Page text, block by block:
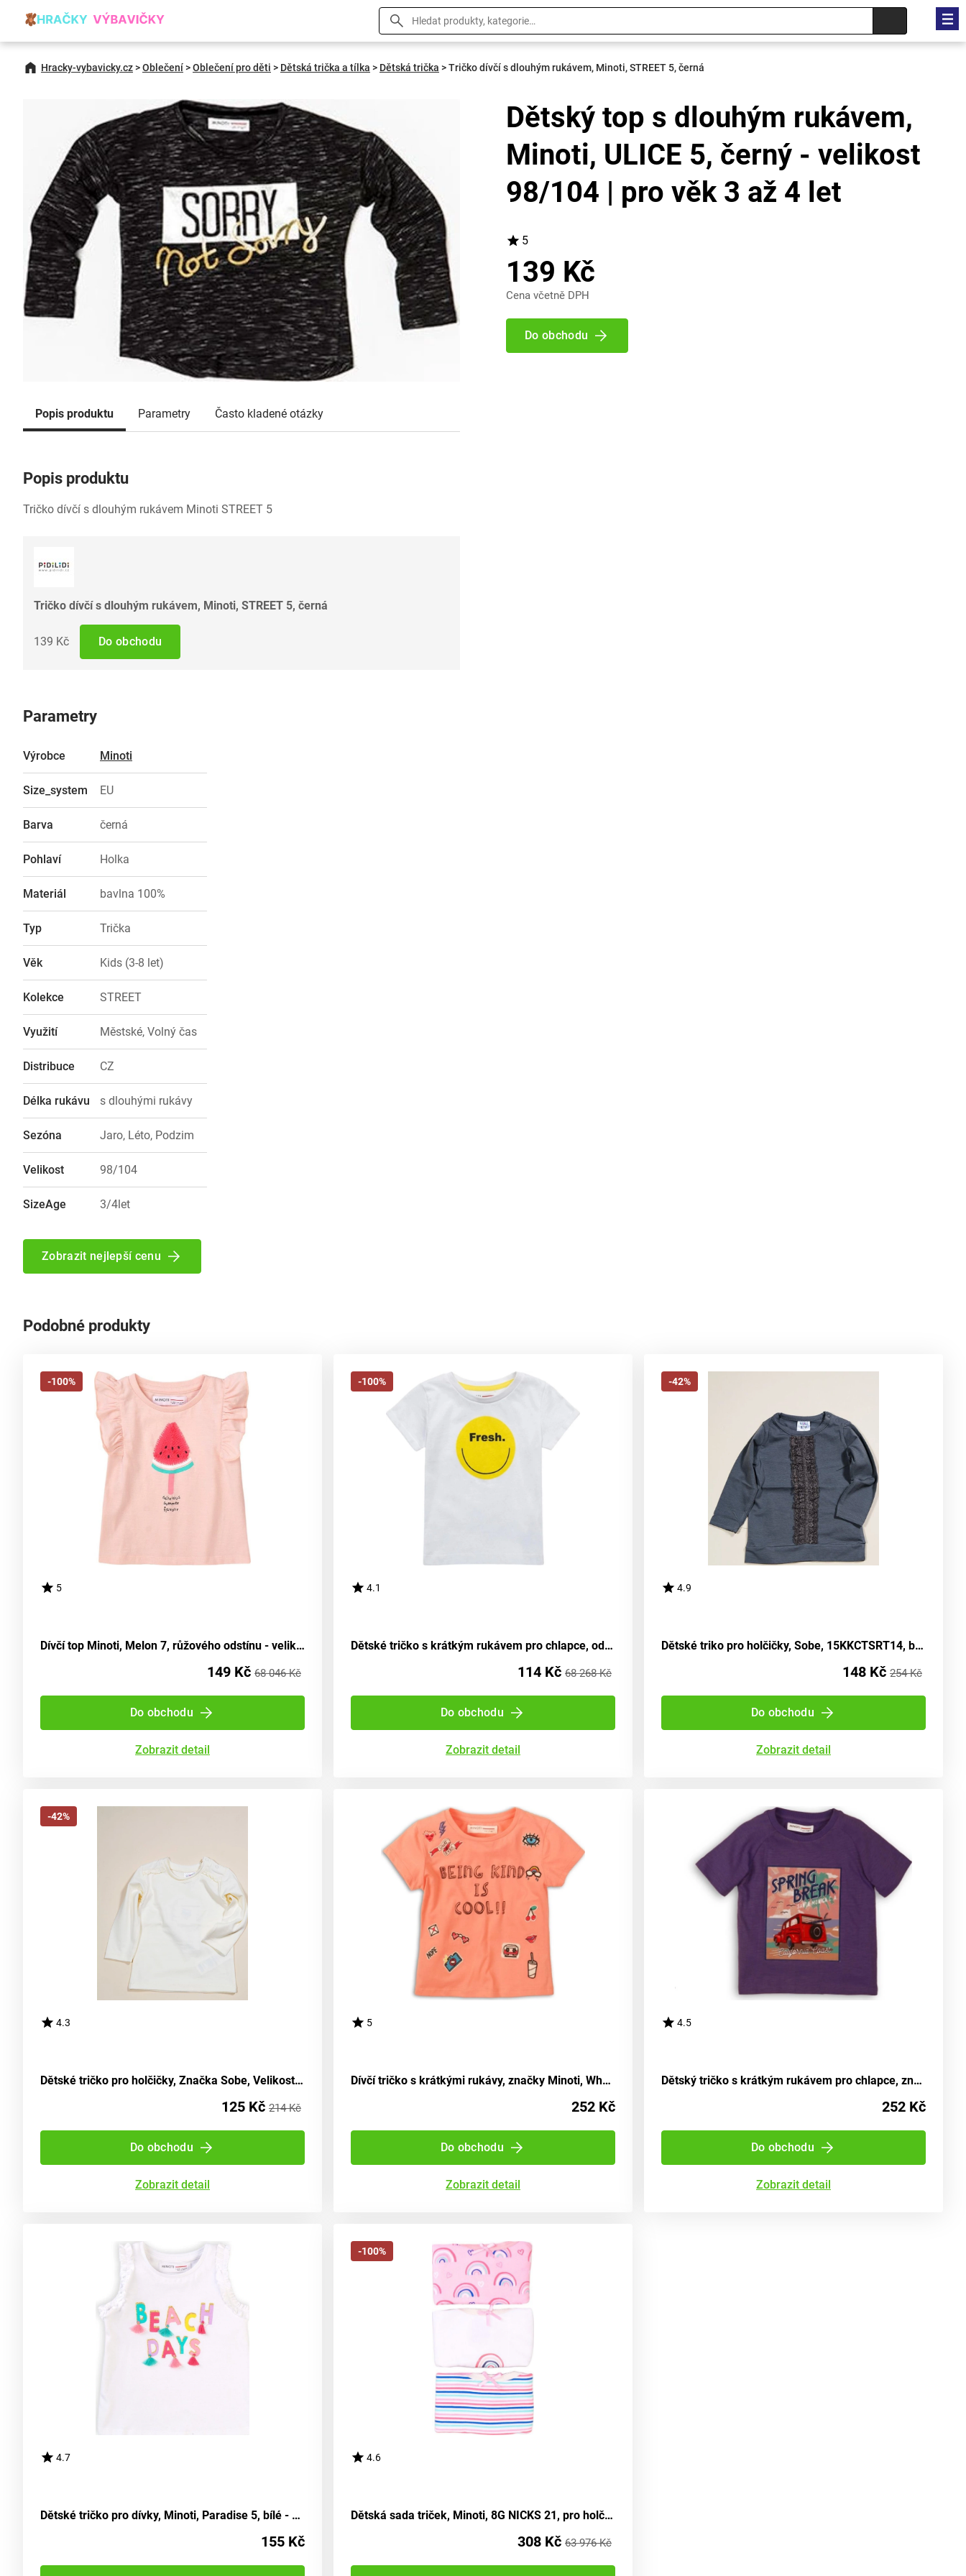
Hracky-vybavicky.cz>Oblečení>Oblečení pro děti > Dětská trička a tílka > Dětská trička >Tričko dívčí s dlouhým rukávem, Minoti, STREET 5, černá
Popis produktu Parametry Často kladené otázky
Popis produktu
Tričko dívčí s dlouhým rukávem Minoti STREET 5
Tričko dívčí s dlouhým rukávem, Minoti, STREET 5, černá
139 Kč Do obchodu
Parametry
Výrobce Minoti
Size_system EU
Barva černá
Pohlaví Holka
Materiál bavlna 100%
Typ Trička
Věk Kids (3-8 let)
Kolekce STREET
Využití Městské, Volný čas
Distribuce CZ
Délka rukávu s dlouhými rukávy
Sezóna Jaro, Léto, Podzim
Velikost 98/104
SizeAge 3/4let
Zobrazit nejlepší cenu
Dětský top s dlouhým rukávem,
Minoti, ULICE 5, černý - velikost
98/104 | pro věk 3 až 4 let
5
139 Kč
Cena včetně DPH
Do obchodu
Podobné produkty
-100%
5
Dívčí top Minoti, Melon 7, růžového odstínu - velikost 92/98 | pro věk 2-3 let
149 Kč 68 046 Kč
Do obchodu
Zobrazit detail
-100%
4.1
Dětské tričko s krátkým rukávem pro chlapce, od značky Minoti, design 9TROLL 2, bílé - velikost 98/104 | pro věk 3-4 let
114 Kč 68 268 Kč
Do obchodu
Zobrazit detail
-42%
4.9
Dětské triko pro holčičky, Sobe, 15KKCTSRT14, barva šedá - velikost 92 | Věk 2 roky
148 Kč 254 Kč
Do obchodu
Zobrazit detail
-42%
4.3
Dětské tričko pro holčičky, Značka Sobe, Velikost 98 cm, Barva světlá - Věk 3 roky
125 Kč 214 Kč
Do obchodu
Zobrazit detail
5
Dívčí tričko s krátkými rukávy, značky Minoti, Whoa 6, odstín růžové barvy - velikost 152/158 | pro děti ve věku 12 až 13 let
252 Kč
Do obchodu
Zobrazit detail
4.5
Dětský tričko s krátkým rukávem pro chlapce, značky Minoti, design Break 5, odstín fialové - velikost 152/158 | pro věk 12/13 let
252 Kč
Do obchodu
Zobrazit detail
4.7
Dětské tričko pro dívky, Minoti, Paradise 5, bílé - velikost 86/92 | 18-24 měsíců
155 Kč
-100%
4.6
Dětská sada triček, Minoti, 8G NICKS 21, pro holčičku - velikost 92/98 | vhodné pro věk 2-3 let
308 Kč 63 976 Kč